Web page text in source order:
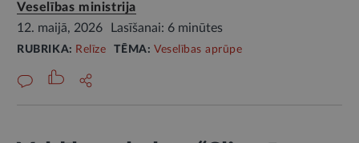
Veselības ministrija
12. maijā, 2026
Lasīšanai: 6 minūtes
RUBRIKA: Relīze TĒMA:Veselības aprūpe